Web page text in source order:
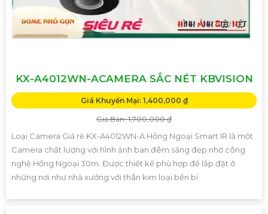
KX-A4012WN-ACAMERA SẮC NÉT KBVISION
Giá Khuyến Mại: 1,400,000 ₫
Giá Bán: 1,700,000 ₫
Loại Camera Giá rẻ KX-A4012WN-A Hồng Ngoại Smart IR là một
Camera chất lượng với hình ảnh ban đêm sáng đẹp nhờ công
nghệ Hồng Ngoại 30m. Được thiết kế phù hợp để lắp đặt ở
những nơi như nhà xưởng với thân kim loại bền bỉ